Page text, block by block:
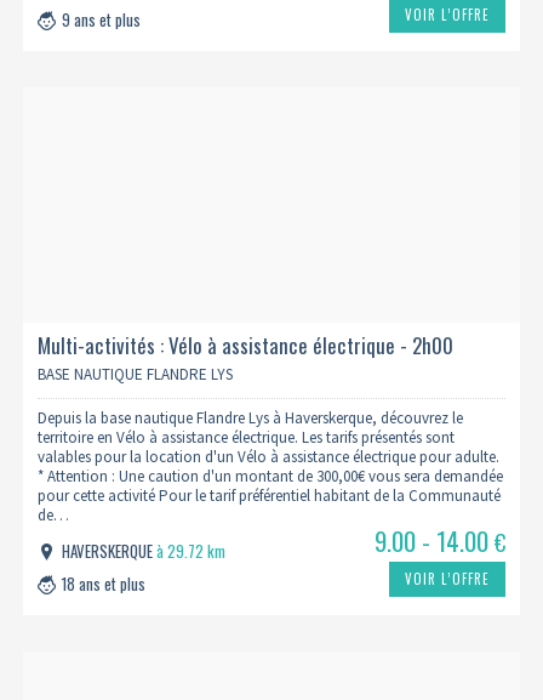
9 ans et plus
VOIR L’OFFRE
Multi-activités : Vélo à assistance électrique - 2h00
BASE NAUTIQUE FLANDRE LYS
Depuis la base nautique Flandre Lys à Haverskerque, découvrez le
territoire en Vélo à assistance électrique. Les tarifs présentés sont
valables pour la location d'un Vélo à assistance électrique pour adulte.
* Attention : Une caution d'un montant de 300,00€ vous sera demandée
pour cette activité Pour le tarif préférentiel habitant de la Communauté
de…
HAVERSKERQUEà 29.72 km
18 ans et plus
9.00 - 14.00€
VOIR L’OFFRE